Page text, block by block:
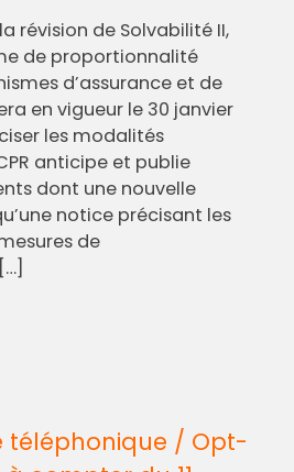
révision de Solvabilité II,
de proportionnalité
d’assurance et de
en vigueur le 30 janvier
les modalités
anticipe et publie
dont une nouvelle
notice précisant les
de
téléphonique / Opt-